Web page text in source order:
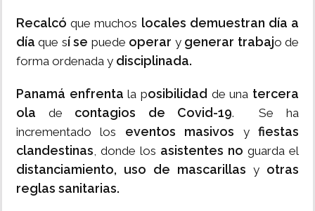
Recalcó que muchos locales demuestran día a
díaque sí se puede operar y generar trabajo de
forma ordenada y disciplinada.
Panamá enfrenta la posibilidad de una tercera
ola de contagios de Covid-19. Se ha
incrementado los eventos masivos yfiestas
clandestinas, donde los asistentes no guarda el
distanciamiento, uso de mascarillas y otras
reglas sanitarias.